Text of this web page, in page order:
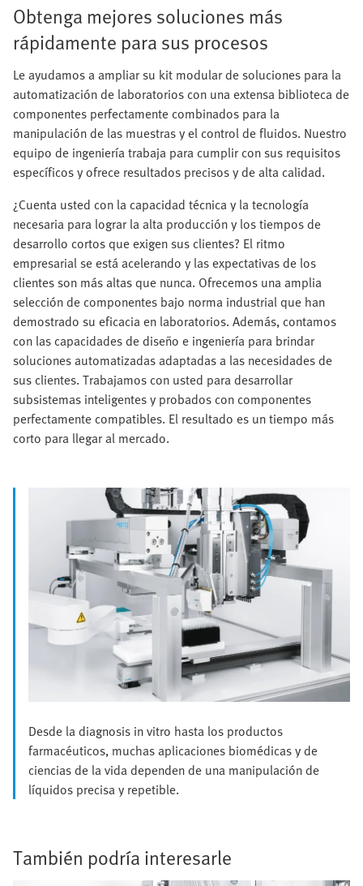
Obtenga mejores soluciones más
rápidamente para sus procesos
Le ayudamos a ampliar su kit modular de soluciones para la
automatización de laboratorios con una extensa biblioteca de
componentes perfectamente combinados para la
manipulación de las muestras y el control de fluidos. Nuestro
equipo de ingeniería trabaja para cumplir con sus requisitos
específicos y ofrece resultados precisos y de alta calidad.
¿Cuenta usted con la capacidad técnica y la tecnología
necesaria para lograr la alta producción y los tiempos de
desarrollo cortos que exigen sus clientes? El ritmo
empresarial se está acelerando y las expectativas de los
clientes son más altas que nunca. Ofrecemos una amplia
selección de componentes bajo norma industrial que han
demostrado su eficacia en laboratorios. Además, contamos
con las capacidades de diseño e ingeniería para brindar
soluciones automatizadas adaptadas a las necesidades de
sus clientes. Trabajamos con usted para desarrollar
subsistemas inteligentes y probados con componentes
perfectamente compatibles. El resultado es un tiempo más
corto para llegar al mercado.
Desde la diagnosis in vitro hasta los productos
farmacéuticos, muchas aplicaciones biomédicas y de
ciencias de la vida dependen de una manipulación de
líquidos precisa y repetible.
También podría interesarle